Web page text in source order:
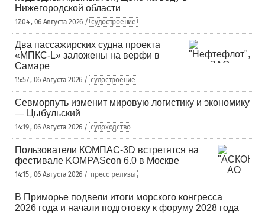
Нижегородской области
17:04 , 06 Августа 2026 / судостроение
Два пассажирских судна проекта
«МПКС-L» заложены на верфи в
Самаре
15:57 , 06 Августа 2026 / судостроение
Севморпуть изменит мировую логистику и экономику
— Цыбульский
14:19 , 06 Августа 2026 / судоходство
Пользователи КОМПАС-3D встретятся на
фестивале KOMPAScon 6.0 в Москве
14:15 , 06 Августа 2026 / пресс-релизы
В Приморье подвели итоги морского конгресса
2026 года и начали подготовку к форуму 2028 года